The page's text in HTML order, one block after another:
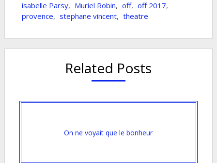
isabelle Parsy, Muriel Robin, off, off 2017,
provence, stephane vincent, theatre
Related Posts
On ne voyait que le bonheur